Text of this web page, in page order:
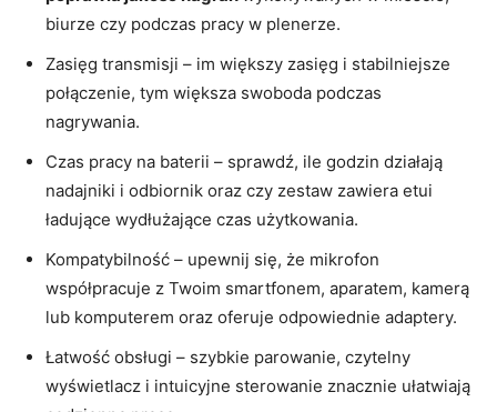
biurze czy podczas pracy w plenerze.
Zasięg transmisji – im większy zasięg i stabilniejsze
połączenie, tym większa swoboda podczas
nagrywania.
Czas pracy na baterii – sprawdź, ile godzin działają
nadajniki i odbiornik oraz czy zestaw zawiera etui
ładujące wydłużające czas użytkowania.
Kompatybilność – upewnij się, że mikrofon
współpracuje z Twoim smartfonem, aparatem, kamerą
lub komputerem oraz oferuje odpowiednie adaptery.
Łatwość obsługi – szybkie parowanie, czytelny
wyświetlacz i intuicyjne sterowanie znacznie ułatwiają